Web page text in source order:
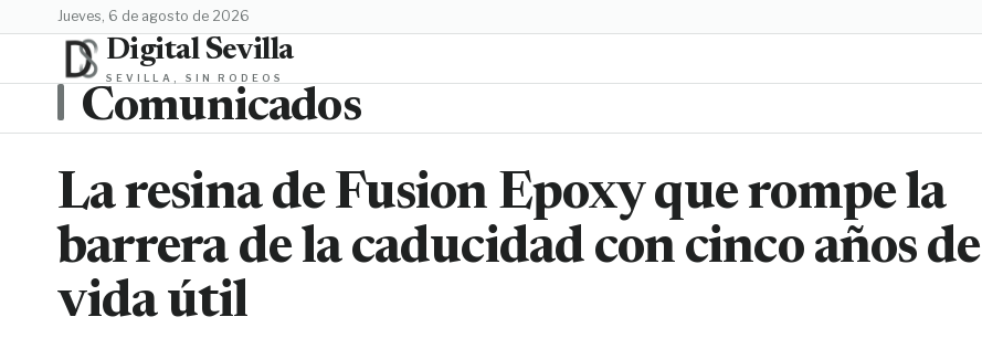
jueves, 6 de agosto de 2026
Digital Sevilla
SEVILLA, SIN RODEOS
Comunicados
La resina de Fusion Epoxy que rompe la
barrera de la caducidad con cinco años de
vida útil